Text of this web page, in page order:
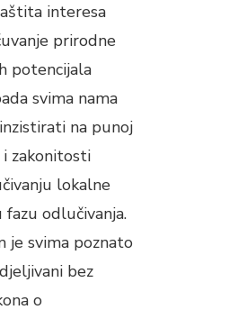
interesa
prirodne
potencijala
svima nama
na punoj
zakonitosti
lokalne
fazu odlučivanja.
je svima poznato
bez
o